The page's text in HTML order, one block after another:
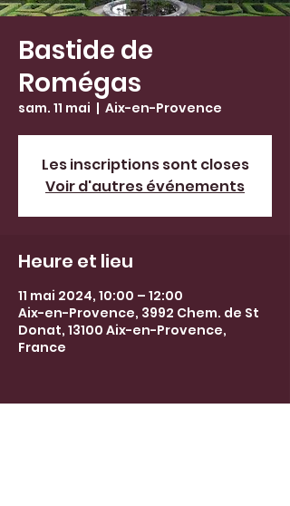
Bastide de
Romégas
sam. 11 mai
  |
Aix-en-Provence
Les inscriptions sont closes
Voir d'autres événements
Heure et lieu
11 mai 2024, 10:00 – 12:00
Aix-en-Provence, 3992 Chem. de St
Donat, 13100 Aix-en-Provence,
France